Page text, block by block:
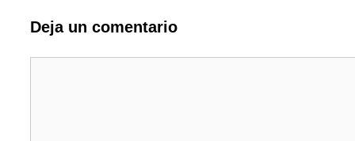
Deja un comentario